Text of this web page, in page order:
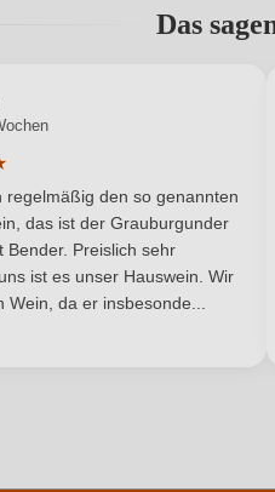
Suelo arcilloso con piedra caliza
Das
5 Sternen
Bewertung von 5 von 5
regelmäßig den so genannten
das ist der Grauburgunder
Bender. Preislich sehr
ist es unser Hauswein. Wir
Wein, da er insbesonde...